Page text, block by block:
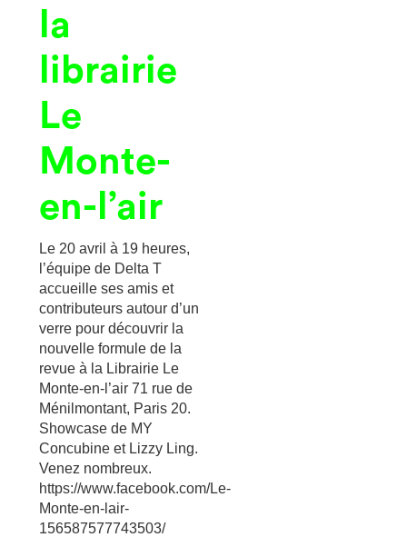
la
librairie
Le
Monte-
en-l’air
Le 20 avril à 19 heures,
l’équipe de Delta T
accueille ses amis et
contributeurs autour d’un
verre pour découvrir la
nouvelle formule de la
revue à la Librairie Le
Monte-en-l’air 71 rue de
Ménilmontant, Paris 20.
Showcase de MY
Concubine et Lizzy Ling.
Venez nombreux.
https://www.facebook.com/Le-
Monte-en-lair-
156587577743503/